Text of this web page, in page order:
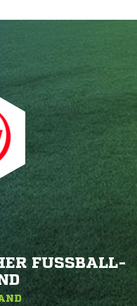
FUSSBALL-V